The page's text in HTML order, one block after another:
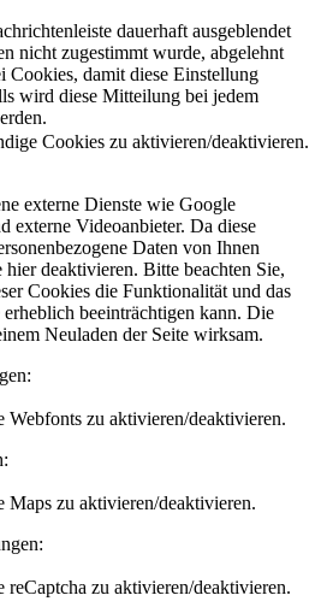
dauerhaft ausgeblendet
nicht zugestimmt wurde, abgelehnt
Cookies, damit diese Einstellung
wird diese Mitteilung bei jedem
Cookies zu aktivieren/deaktivieren.
externe Dienste wie Google
externe Videoanbieter. Da diese
Daten von Ihnen
hier deaktivieren. Bitte beachten Sie,
Cookies die Funktionalität und das
erheblich beeinträchtigen kann. Die
Neuladen der Seite wirksam.
zu aktivieren/deaktivieren.
zu aktivieren/deaktivieren.
zu aktivieren/deaktivieren.